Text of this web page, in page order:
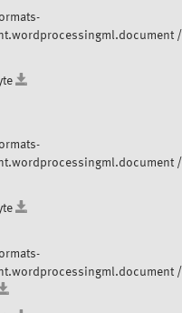
/
/
/